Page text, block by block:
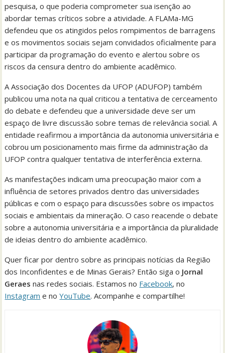
pesquisa, o que poderia comprometer sua isenção ao
abordar temas críticos sobre a atividade. A FLAMa-MG
defendeu que os atingidos pelos rompimentos de barragens
e os movimentos sociais sejam convidados oficialmente para
participar da programação do evento e alertou sobre os
riscos da censura dentro do ambiente acadêmico.
A Associação dos Docentes da UFOP (ADUFOP) também
publicou uma nota na qual criticou a tentativa de cerceamento
do debate e defendeu que a universidade deve ser um
espaço de livre discussão sobre temas de relevância social. A
entidade reafirmou a importância da autonomia universitária e
cobrou um posicionamento mais firme da administração da
UFOP contra qualquer tentativa de interferência externa.
As manifestações indicam uma preocupação maior com a
influência de setores privados dentro das universidades
públicas e com o espaço para discussões sobre os impactos
sociais e ambientais da mineração. O caso reacende o debate
sobre a autonomia universitária e a importância da pluralidade
de ideias dentro do ambiente acadêmico.
Quer ficar por dentro sobre as principais notícias da Região
dos Inconfidentes e de Minas Gerais? Então siga o Jornal
Geraesnas redes sociais. Estamos no Facebook, no
Instagram e noYouTube. Acompanhe e compartilhe!